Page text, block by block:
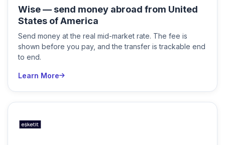
Wise — send money abroad from United
States of America
Send money at the real mid-market rate. The fee is
shown before you pay, and the transfer is trackable end
to end.
Learn More